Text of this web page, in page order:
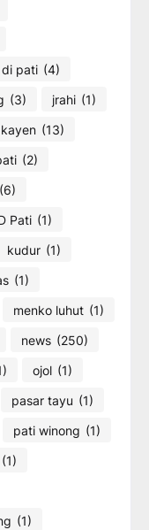
pati (4)
(3) jrahi (1)
kayen (13)
(2)
(6)
Pati (1)
kudur (1)
(1)
menko luhut (1)
news (250)
ojol (1)
pasar tayu (1)
pati winong (1)
(1)
(1)